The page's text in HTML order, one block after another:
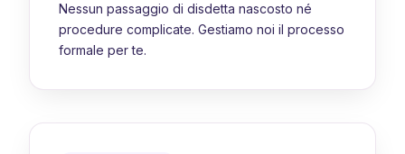
Nessun passaggio di disdetta nascosto né
procedure complicate. Gestiamo noi il processo
formale per te.